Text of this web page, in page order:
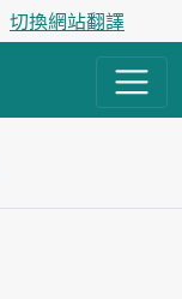
切換網站翻譯